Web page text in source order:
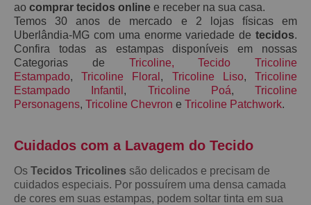
ao comprar tecidos online e receber na sua casa.
Temos 30 anos de mercado e 2 lojas físicas em
Uberlândia-MG com uma enorme variedade de tecidos.
Confira todas as estampas disponíveis em nossas
Categorias de Tricoline,
Tecido Tricoline
Estampado,Tricoline Floral , Tricoline Liso,Tricoline
Estampado Infantil , Tricoline Poá, Tricoline
Personagens, Tricoline Chevron e Tricoline Patchwork.
Cuidados com a Lavagem do Tecido
Os Tecidos Tricolines são delicados e precisam de
cuidados especiais. Por possuírem uma densa camada
de cores em suas estampas, podem soltar tinta em sua